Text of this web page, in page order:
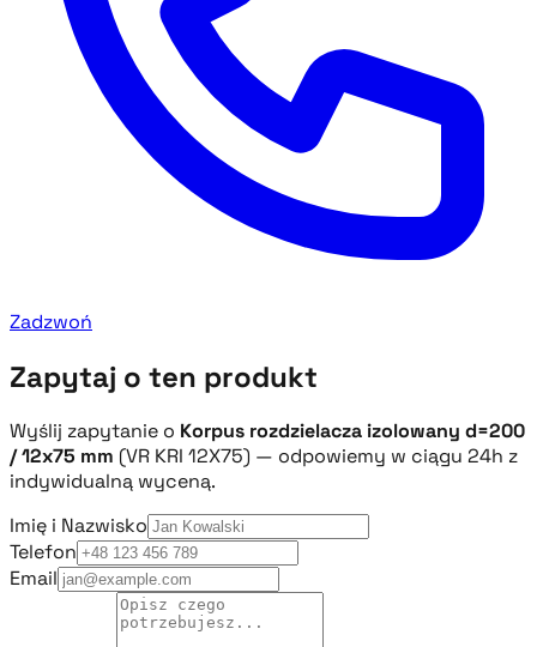
Zadzwoń
Zapytaj o ten produkt
Wyślij zapytanie o Korpus rozdzielacza izolowany d=200
/ 12x75 mm (VR KRI 12X75) — odpowiemy w ciągu 24h z
indywidualną wyceną.
Imię i Nazwisko
Telefon
Email